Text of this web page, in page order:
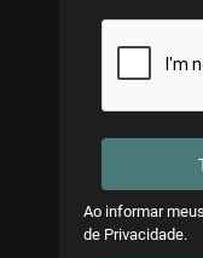
Ao informar
de Privacidade.